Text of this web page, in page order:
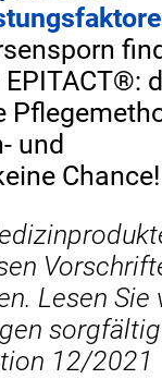
und
Chance!
Lesen Sie
12/2021